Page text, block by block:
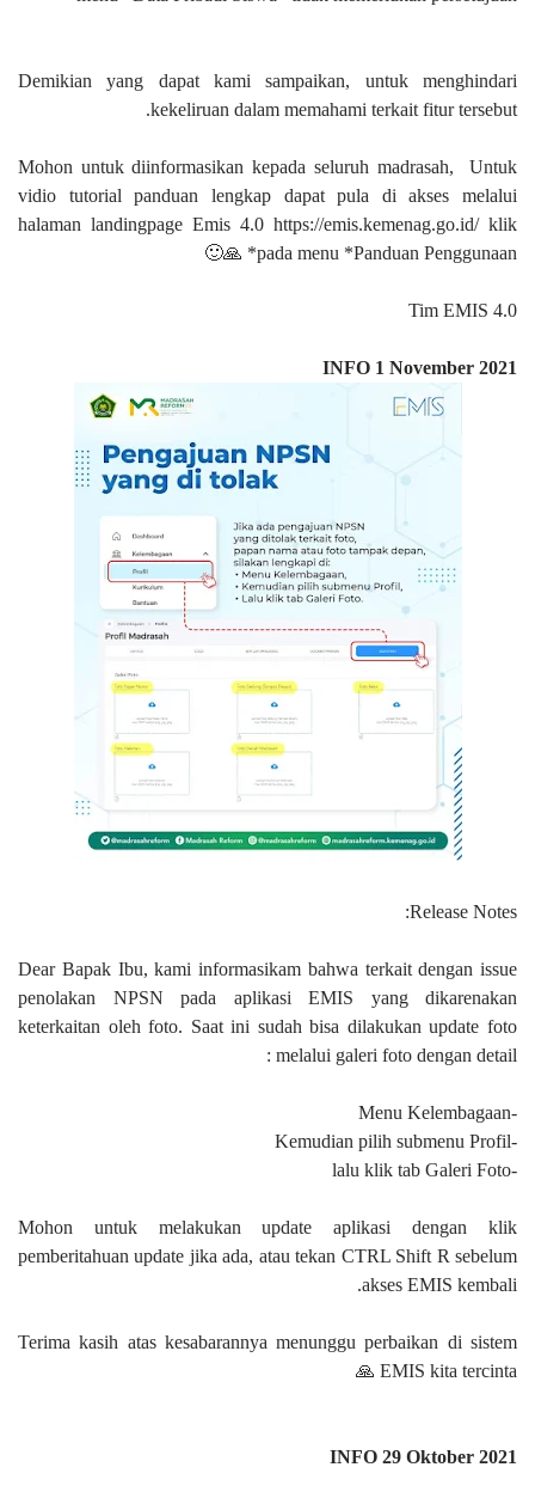
Demikian yang dapat kami sampaikan, untuk menghindari
kekeliruan dalam memahami terkait fitur tersebut.
Mohon untuk diinformasikan kepada seluruh madrasah, Untuk
vidio tutorial panduan lengkap dapat pula di akses melalui
halaman landingpage Emis 4.0 https://emis.kemenag.go.id/ klik
pada menu *Panduan Penggunaan* 🙏🙂
Tim EMIS 4.0
INFO 1 November 2021
Release Notes:
Dear Bapak Ibu, kami informasikam bahwa terkait dengan issue
penolakan NPSN pada aplikasi EMIS yang dikarenakan
keterkaitan oleh foto. Saat ini sudah bisa dilakukan update foto
melalui galeri foto dengan detail :
-Menu Kelembagaan
-Kemudian pilih submenu Profil
-lalu klik tab Galeri Foto
Mohon untuk melakukan update aplikasi dengan klik
pemberitahuan update jika ada, atau tekan CTRL Shift R sebelum
akses EMIS kembali.
Terima kasih atas kesabarannya menunggu perbaikan di sistem
EMIS kita tercinta 🙏
INFO 29 Oktober 2021